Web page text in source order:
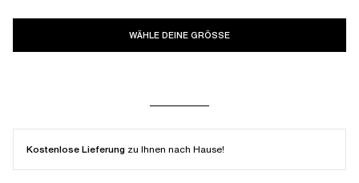
WÄHLE DEINE GRÖSSE
Kostenlose Lieferung zu Ihnen nach Hause!